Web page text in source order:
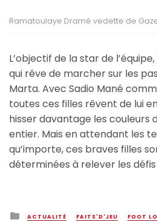
Ramatoulaye Dramé vedette de
L’objectif de la star de
qui rêve de marcher sur les
Marta. Avec Sadio Mané
toutes ces filles rêvent de lui
hisser davantage les couleurs
entier. Mais en attendant les
qu’importe, ces braves filles
déterminées à relever les défis
Posted
ACTUALITÉ FAITS'D'JEU FOOT